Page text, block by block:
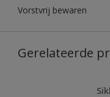
Vorstvrij bewaren
Gerelateerde